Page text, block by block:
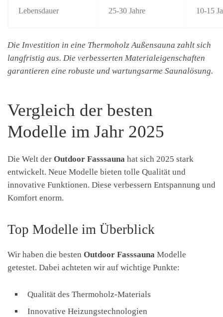
Lebensdauer 25-30 Jahre 10-15
Die Investition in eine Thermoholz Außensauna zahlt sich
langfristig aus. Die verbesserten Materialeigenschaften
garantieren eine robuste und wartungsarme Saunalösung.
Vergleich der besten
Modelle im Jahr 2025
Die Welt der Outdoor Fasssauna hat sich 2025 stark
entwickelt. Neue Modelle bieten tolle Qualität und
innovative Funktionen. Diese verbessern Entspannung und
Komfort enorm.
Top Modelle im Überblick
Wir haben die besten Outdoor Fasssauna Modelle
getestet. Dabei achteten wir auf wichtige Punkte:
Qualität des Thermoholz-Materials
Innovative Heizungstechnologien